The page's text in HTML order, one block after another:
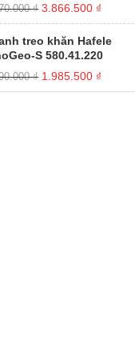
₫ Giá
gốc
là:
4.070.000 ₫.
3.866.500 ₫
hiện
tại
là:
treo khăn Hafele
S 580.41.220
₫ Giá
gốc
1.985.500 ₫
hiện